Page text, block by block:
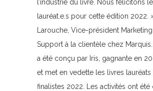
l’industrie du livre. Nous félicitons
lauréat.e.s pour cette édition 2022.
Larouche, Vice-président
Support à la clientèle chez Marquis.
a été conçu par Iris, gagnante en
et met en vedette les livres lauréats
finalistes 2022. Les activités ont été